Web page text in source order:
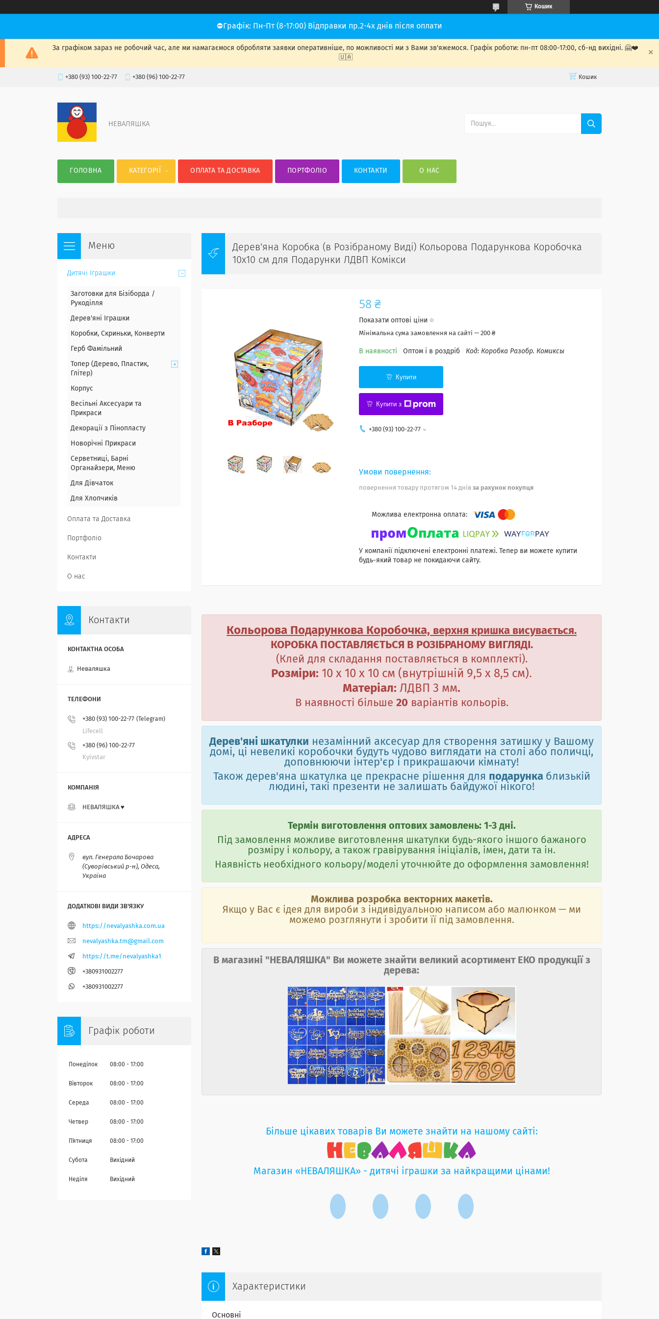
Кошик
⛔Графік: Пн-Пт (8-17:00) Відправки пр.2-4х днів після оплати
За графіком зараз не робочий час, але ми намагаємося обробляти заявки оперативніше, по можливості ми з Вами зв'яжемося. Графік роботи: пн-пт 08:00-17:00, сб-нд вихідні. 🤗❤️
🇺🇦
+380 (93) 100-22-77 +380 (96) 100-22-77 Кошик
НЕВАЛЯШКА
ГОЛОВНА КАТЕГОРІЇ ОПЛАТА ТА ДОСТАВКА ПОРТФОЛІО КОНТАКТИ О НАС
Дерев'яна Коробка (в Розібраному Виді) Кольорова Подарункова Коробочка
10х10 см для Подарунки ЛДВП Комікси
58 ₴
Показати оптові ціни
Мінімальна сума замовлення на сайті — 200 ₴
В наявності Оптом і в роздріб Код: Коробка Разобр. Комиксы
Купити
Купити з
+380 (93) 100-22-77
повернення товару протягом 14 днів за рахунок покупця
У компанії підключені електронні платежі. Тепер ви можете купити
будь-який товар не покидаючи сайту.
Кольорова Подарункова Коробочка, верхня кришка висувається.
КОРОБКА ПОСТАВЛЯЄТЬСЯ В РОЗІБРАНОМУ ВИГЛЯДІ.
( Клей для складання поставляється в комплекті).
Розміри: 10 х 10 х 10 см (внутрішній 9,5 х 8,5 см).
Матеріал: ЛДВП 3 мм.
В наявності більше 20 варіантів кольорів.
Дерев'яні шкатулки незамінний аксесуар для створення затишку у Вашому
домі, ці невеликі коробочки будуть чудово виглядати на столі або поличці,
доповнюючи інтер'єр і прикрашаючи кімнату!
Також дерев'яна шкатулка це прекрасне рішення для подарунка близькій
людині, такі презенти не залишать байдужої нікого!
Термін виготовлення оптових замовлень: 1-3 дні.
Під замовлення можливе виготовлення шкатулки будь-якого іншого бажаного
розміру і кольору, а також гравірування ініціалів, імен, дати та ін.
Наявність необхідного кольору/моделі уточнюйте до оформлення замовлення!
Можлива розробка векторних макетів.
Якщо у Вас є ідея для вироби з індивідуальною написом або малюнком —ми
можемо розглянути і зробити її під замовлення.
В магазині "НЕВАЛЯШКА" Ви можете знайти великий асортимент ЕКО продукції з
дерева:
Більше цікавих товарів Ви можете знайти на нашому сайті:
Магазин «НЕВАЛЯШКА» - дитячі іграшки за найкращими цінами!
Характеристики
Основні
Дитячі Іграшки
Заготовки для Бізіборда /
Рукоділля
Дерев'яні Іграшки
Коробки, Скриньки, Конверти
Герб Фамільний
Топер (Дерево, Пластик,
Глітер)
Корпус
Весільні Аксесуари та
Прикраси
Декорації з Пінопласту
Новорічні Прикраси
Серветниці, Барні
Органайзери, Меню
Для Дівчаток
Для Хлопчиків
Оплата та Доставка
Портфоліо
Контакти
О нас
Контакти
Неваляшка
+380 (93) 100-22-77 Telegram
Lifecell
+380 (96) 100-22-77
Kyivstar
НЕВАЛЯШКА ♥️
вул. Генерала Бочарова
(Суворівський р-н), Одеса,
Україна
https://nevalyashka.com.ua
nevalyashka.tm@gmail.com
https://t.me/nevalyashka1
+380931002277
+380931002277
Графік роботи
Понеділок 08:00 17:00
Вівторок 08:00 17:00
Середа 08:00 17:00
Четвер 08:00 17:00
Пʼятниця 08:00 17:00
Субота Вихідний
Неділя Вихідний